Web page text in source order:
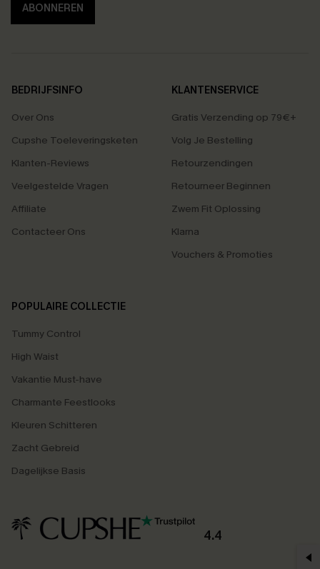
ABONNEREN
BEDRIJFSINFO
Over Ons
Cupshe Toeleveringsketen
Klanten-Reviews
Veelgestelde Vragen
Affiliate
Contacteer Ons
KLANTENSERVICE
Gratis Verzending op 79€+
Volg Je Bestelling
Retourzendingen
Retourneer Beginnen
Zwem Fit Oplossing
Klarna
Vouchers & Promoties
POPULAIRE COLLECTIE
Tummy Control
High Waist
Vakantie Must-have
Charmante Feestlooks
Kleuren Schitteren
Zacht Gebreid
Dagelijkse Basis
4.4